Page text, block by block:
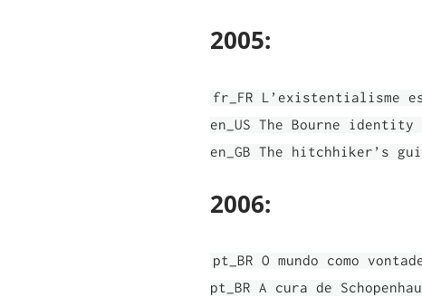
2005:
fr_FR L’existentialisme
en_US The Bourne identity
en_GB The hitchhiker’s
2006:
pt_BR O mundo como
pt_BR A cura de